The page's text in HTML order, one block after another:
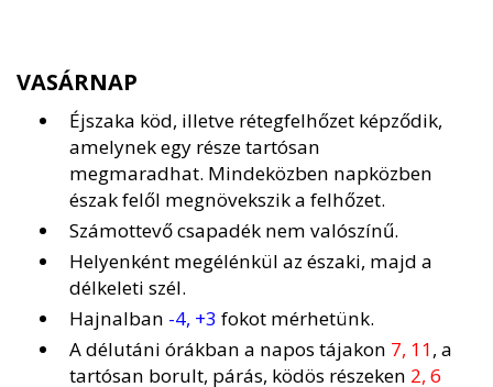
VASÁRNAP
Éjszaka köd, illetve rétegfelhőzet képződik,
amelynek egy része tartósan
megmaradhat. Mindeközben napközben
észak felől megnövekszik a felhőzet.
Számottevő csapadék nem valószínű.
Helyenként megélénkül az északi, majd a
délkeleti szél.
Hajnalban -4, +3 fokot mérhetünk.
A délutáni órákban a napos tájakon 7, 11, a
tartósan borult, párás, ködös részeken 2, 6